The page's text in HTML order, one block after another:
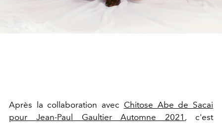
Après la collaboration avec Chitose Abe de Sacai
pour Jean-Paul Gaultier Automne 2021 , c'est